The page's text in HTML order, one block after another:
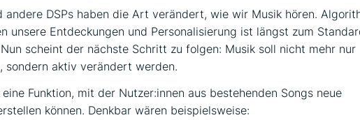
andere DSPs haben die Art verändert, wie wir Musik hören.
unsere Entdeckungen und Personalisierung ist längst zum
scheint der nächste Schritt zu folgen: Musik soll nicht mehr nur
sondern aktiv verändert werden.
Funktion, mit der Nutzer:innen aus bestehenden Songs neue
können. Denkbar wären beispielsweise: